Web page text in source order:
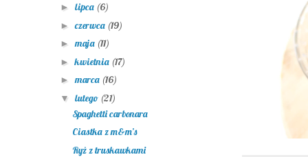
► lipca (6)
►czerwca (19)
►maja (11)
►kwietnia (17)
►marca (16)
▼ lutego (21)
Spaghetti carbonara
Ciastka z m&m’s
Ryż z truskawkami